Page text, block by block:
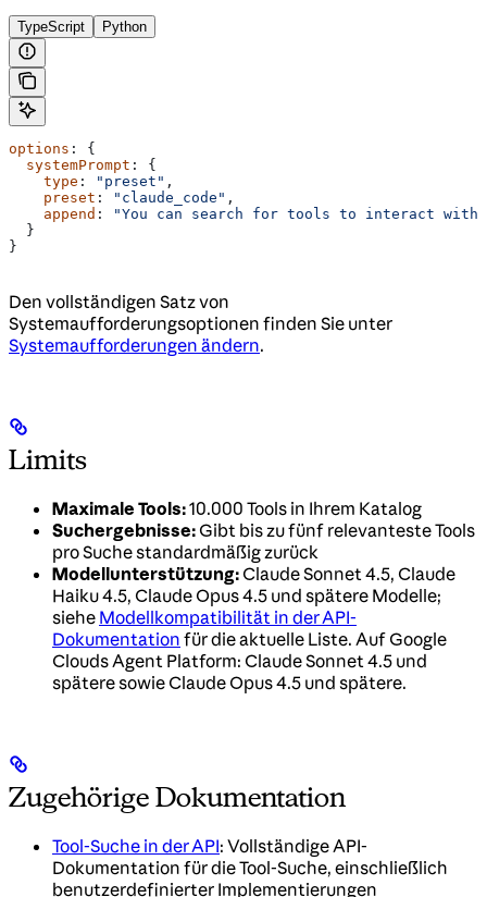
TypeScript Python
options : {
  systemPrompt
: {
    type
: "preset" ,
    preset
: "claude_code" ,
    append
:
"You can search for tools to interact with
  }
}
Den vollständigen Satz von
Systemaufforderungsoptionen finden Sie unter
Systemaufforderungen ändern.
Limits
Maximale Tools:10.000 Tools in Ihrem Katalog
Suchergebnisse: Gibt bis zu fünf relevanteste Tools
pro Suche standardmäßig zurück
Modellunterstützung:Claude Sonnet 4.5, Claude
Haiku 4.5, Claude Opus 4.5 und spätere Modelle;
siehe Modellkompatibilität in der API-
Dokumentation für die aktuelle Liste. Auf Google
Clouds Agent Platform: Claude Sonnet 4.5 und
spätere sowie Claude Opus 4.5 und spätere.
Zugehörige Dokumentation
Tool-Suche in der API: Vollständige API-
Dokumentation für die Tool-Suche, einschließlich
benutzerdefinierter Implementierungen